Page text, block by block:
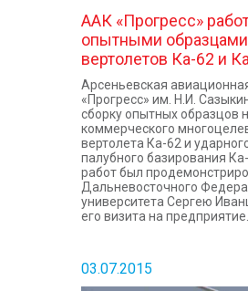
ААК «Прогресс»
опытными образцами
вертолетов Ка-62 и
Арсеньевская
«Прогресс» им. Н.И.
сборку опытных образцов
коммерческого
вертолета Ка-62 и
палубного базирования
работ был
Дальневосточного
университета Сергею
его визита на предприятие.
03.07.2015